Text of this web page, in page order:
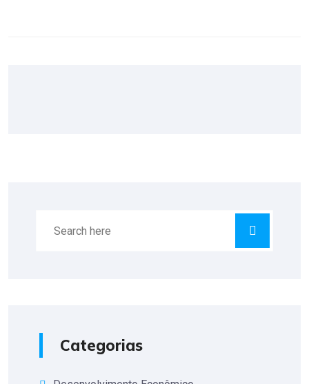
Categorias